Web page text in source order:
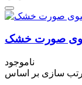
صورت خشک
ناموجود
سازی بر اساس